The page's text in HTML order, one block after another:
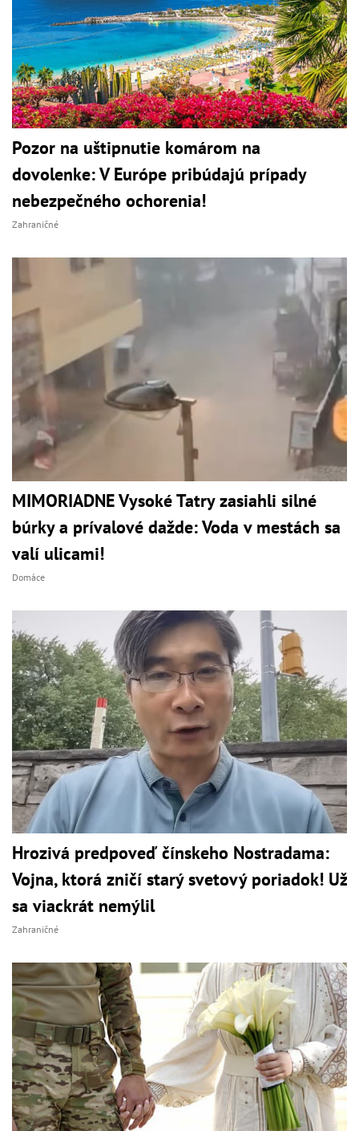
Pozor na uštipnutie komárom na
dovolenke: V Európe pribúdajú prípady
nebezpečného ochorenia!
Zahraničné
MIMORIADNE Vysoké Tatry zasiahli silné
búrky a prívalové dažde: Voda v mestách sa
valí ulicami!
Domáce
Hrozivá predpoveď čínskeho Nostradama:
Vojna, ktorá zničí starý svetový poriadok! Už
sa viackrát nemýlil
Zahraničné